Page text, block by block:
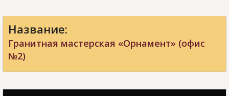
Название:
Гранитная мастерская «Орнамент» (офис
№2)